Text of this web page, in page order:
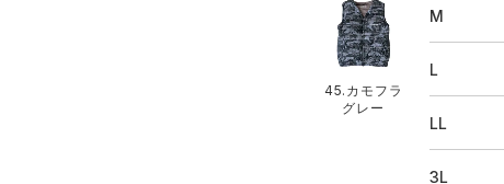
45.カモフラ
グレー
M
L
LL
3L